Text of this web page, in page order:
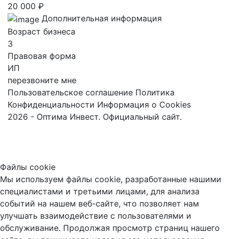
20 000 ₽
Дополнительная информация
Возраст бизнеса
3
Правовая форма
ИП
перезвоните мне
Пользовательское соглашение Политика
Конфиденциальности Информация о Cookies
2026 - Оптима Инвест. Официальный сайт.
Файлы cookie
Мы используем файлы cookie, разработанные нашими
специалистами и третьими лицами, для анализа
событий на нашем веб-сайте, что позволяет нам
улучшать взаимодействие с пользователями и
обслуживание. Продолжая просмотр страниц нашего